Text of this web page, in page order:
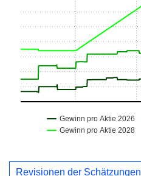
Revisionen der Schätzungen